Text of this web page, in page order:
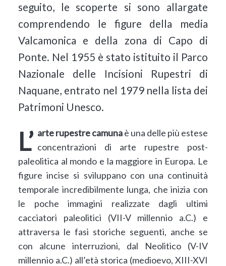
seguito, le scoperte si sono allargate
comprendendo le figure della media
Valcamonica e della zona di Capo di
Ponte. Nel 1955 è stato istituito il Parco
Nazionale delle Incisioni Rupestri di
Naquane, entrato nel 1979 nella lista dei
Patrimoni Unesco.
L’ arte rupestre camunaè una delle più estese
concentrazioni di arte rupestre post-
paleolitica al mondo e la maggiore in Europa. Le
figure incise si sviluppano con una continuità
temporale incredibilmente lunga, che inizia con
le poche immagini realizzate dagli ultimi
cacciatori paleolitici (VII-V millennio a.C.) e
attraversa le fasi storiche seguenti, anche se
con alcune interruzioni, dal Neolitico (V-IV
millennio a.C.) all’età storica (medioevo, XIII-XVI